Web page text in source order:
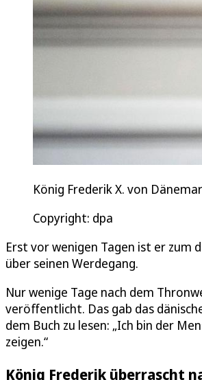
König Frederik X. von
Copyright: dpa
Erst vor wenigen Tagen ist er zum
über seinen Werdegang.
Nur wenige Tage nach dem
veröffentlicht. Das gab das
dem Buch zu lesen: „Ich bin der
zeigen.“
König Frederik überrascht